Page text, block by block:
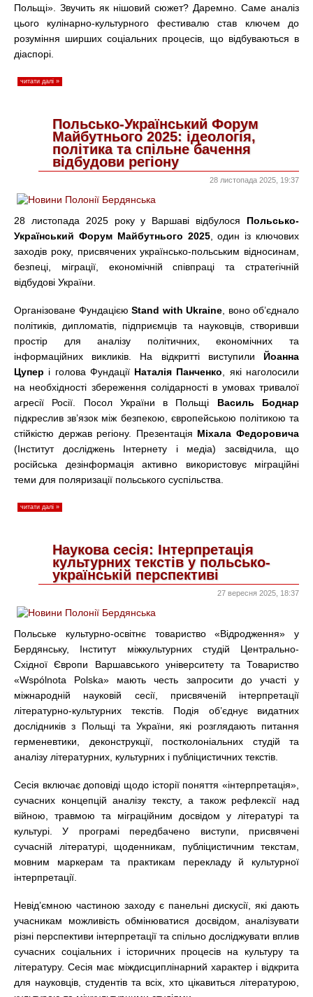
Польщі». Звучить як нішовий сюжет? Даремно. Саме аналіз
цього кулінарно-культурного фестивалю став ключем до
розуміння ширших соціальних процесів, що відбуваються в
діаспорі.
читати далі »
Польсько-Український Форум
Майбутнього 2025: ідеологія,
політика та спільне бачення
відбудови регіону
28 листопада 2025, 19:37
28 листопада 2025 року у Варшаві відбулося Польсько-
Український Форум Майбутнього 2025, один із ключових
заходів року, присвячених українсько-польським відносинам,
безпеці, міграції, економічній співпраці та стратегічній
відбудові України.
Організоване Фундацією Stand with Ukraine , воно об’єднало
політиків, дипломатів, підприємців та науковців, створивши
простір для аналізу політичних, економічних та
інформаційних викликів. На відкритті виступили Йоанна
Цупер і голова Фундації Наталія Панченко , які наголосили
на необхідності збереження солідарності в умовах тривалої
агресії Росії. Посол України в Польщі Василь Боднар
підкреслив зв’язок між безпекою, європейською політикою та
стійкістю держав регіону. Презентація Міхала Федоровича
(Інститут досліджень Інтернету і медіа) засвідчила, що
російська дезінформація активно використовує міграційні
теми для поляризації польського суспільства.
читати далі »
Наукова сесія: Інтерпретація
культурних текстів у польсько-
українській перспективі
27 вересня 2025, 18:37
Польське культурно-освітнє товариство «Відродження» у
Бердянську, Інститут міжкультурних студій Центрально-
Східної Європи Варшавського університету та Товариство
«Wspólnota Polska» мають честь запросити до участі у
міжнародній науковій сесії, присвяченій інтерпретації
літературно-культурних текстів. Подія об’єднує видатних
дослідників з Польщі та України, які розглядають питання
герменевтики, деконструкції, постколоніальних студій та
аналізу літературних, культурних і публіцистичних текстів.
Сесія включає доповіді щодо історії поняття «інтерпретація»,
сучасних концепцій аналізу тексту, а також рефлексії над
війною, травмою та міграційним досвідом у літературі та
культурі. У програмі передбачено виступи, присвячені
сучасній літературі, щоденникам, публіцистичним текстам,
мовним маркерам та практикам перекладу й культурної
інтерпретації.
Невід’ємною частиною заходу є панельні дискусії, які дають
учасникам можливість обмінюватися досвідом, аналізувати
різні перспективи інтерпретації та спільно досліджувати вплив
сучасних соціальних і історичних процесів на культуру та
літературу. Сесія має міждисциплінарний характер і відкрита
для науковців, студентів та всіх, хто цікавиться літературою,